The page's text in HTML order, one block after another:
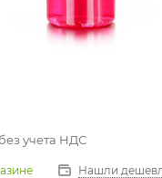
учета НДС
Нашли